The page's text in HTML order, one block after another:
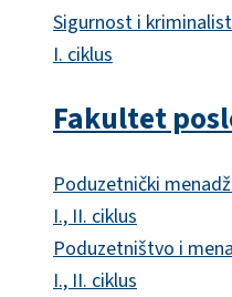
Sigurnost i
I. ciklus
Fakultet
Poduzetnički
I., II. ciklus
Poduzetništvo i
I., II. ciklus